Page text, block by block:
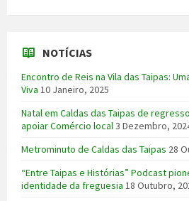
NOTÍCIAS
Encontro de Reis na Vila das Taipas:
Viva 10 Janeiro, 2025
Natal em Caldas das Taipas de
apoiar Comércio local3 Dezembro,
Metrominuto de Caldas das Taipas 28
“Entre Taipas e Histórias” Podcast
identidade da freguesia 18 Outubro,